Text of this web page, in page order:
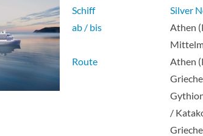
Schiff
Silver
ab / bis
Athen
Route
Athen
/